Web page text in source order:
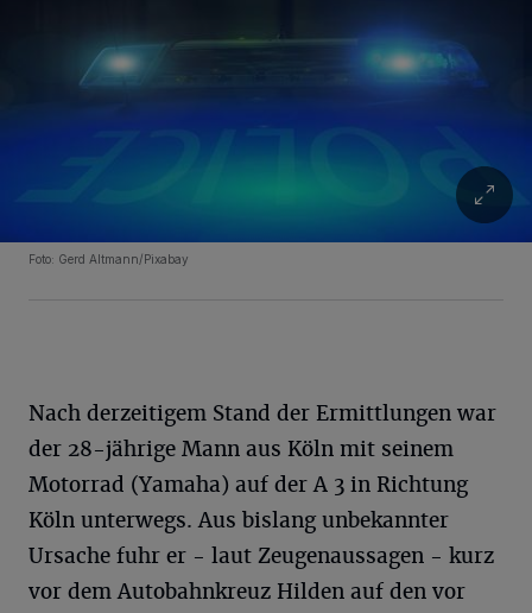
Foto: Gerd Altmann/Pixabay
Nach derzeitigem Stand der Ermittlungen war
der 28-jährige Mann aus Köln mit seinem
Motorrad (Yamaha) auf der A 3 in Richtung
Köln unterwegs. Aus bislang unbekannter
Ursache fuhr er - laut Zeugenaussagen - kurz
vor dem Autobahnkreuz Hilden auf den vor